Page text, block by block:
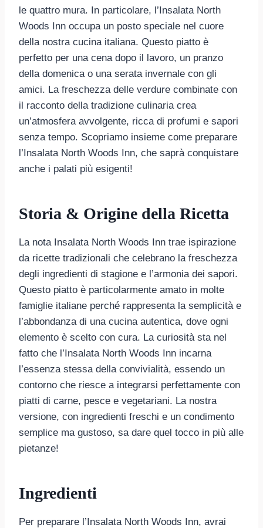
le quattro mura. In particolare, l’Insalata North
Woods Inn occupa un posto speciale nel cuore
della nostra cucina italiana. Questo piatto è
perfetto per una cena dopo il lavoro, un pranzo
della domenica o una serata invernale con gli
amici. La freschezza delle verdure combinate con
il racconto della tradizione culinaria crea
un’atmosfera avvolgente, ricca di profumi e sapori
senza tempo. Scopriamo insieme come preparare
l’Insalata North Woods Inn, che saprà conquistare
anche i palati più esigenti!
Storia & Origine della Ricetta
La nota Insalata North Woods Inn trae ispirazione
da ricette tradizionali che celebrano la freschezza
degli ingredienti di stagione e l’armonia dei sapori.
Questo piatto è particolarmente amato in molte
famiglie italiane perché rappresenta la semplicità e
l’abbondanza di una cucina autentica, dove ogni
elemento è scelto con cura. La curiosità sta nel
fatto che l’Insalata North Woods Inn incarna
l’essenza stessa della convivialità, essendo un
contorno che riesce a integrarsi perfettamente con
piatti di carne, pesce e vegetariani. La nostra
versione, con ingredienti freschi e un condimento
semplice ma gustoso, sa dare quel tocco in più alle
pietanze!
Ingredienti
Per preparare l’Insalata North Woods Inn, avrai